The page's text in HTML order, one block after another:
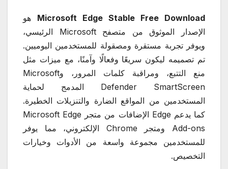
Microsoft Edge Stable Free Download هو
الإصدار الموثوق من متصفح Microsoft الرئيسي،
ويوفر تجربة مستقرة ومصقولة للمستخدمين اليوميين.
تم تصميمه ليكون سريعًا وفعالًا وآمنًا، مع ميزات مثل
منع التتبع، ومراقبة كلمات المرور، وMicrosoft
Defender SmartScreen المدمج لحماية
المستخدمين من المواقع الضارة والتنزيلات الخطيرة.
كما يدعم Edge الإضافات من متجر Microsoft Edge
Add-ons ومتجر Chrome الإلكتروني، مما يوفر
للمستخدمين مجموعة واسعة من الأدوات وخيارات
التخصيص.